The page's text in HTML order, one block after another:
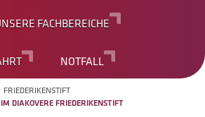
FACHBEREICHE
NOTFALL
FRIEDERIKENSTIFT
DIAKOVERE FRIEDERIKENSTIFT